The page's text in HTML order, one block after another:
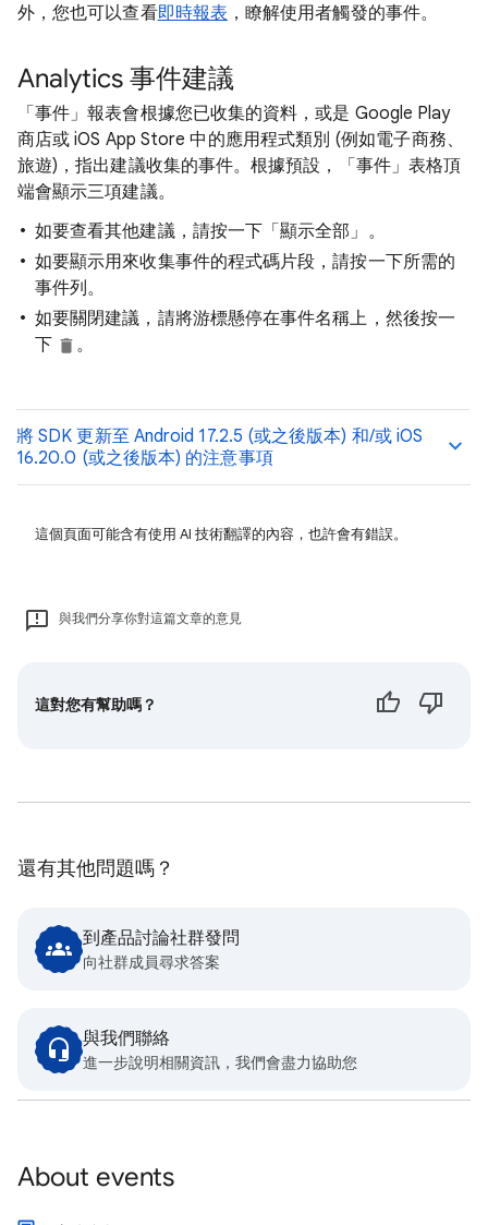
外，您也可以查看即時報表 ，瞭解使用者觸發的事件。
Analytics 事件建議
「事件」報表會根據您已收集的資料，或是 Google Play
商店或 iOS App Store 中的應用程式類別 (例如電子商務、
旅遊)，指出建議收集的事件。根據預設，「事件」表格頂
端會顯示三項建議。
如要查看其他建議，請按一下「顯示全部」 。
如要顯示用來收集事件的程式碼片段，請按一下所需的
事件列。
如要關閉建議，請將游標懸停在事件名稱上，然後按一
下
。
將 SDK 更新至 Android 17.2.5 (或之後版本) 和/或 iOS
16.20.0 (或之後版本) 的注意事項
這個頁面可能含有使用 AI 技術翻譯的內容，也許會有錯誤。
與我們分享你對這篇文章的意見
這對您有幫助嗎？
還有其他問題嗎？
到產品討論社群發問
向社群成員尋求答案
與我們聯絡
進一步說明相關資訊，我們會盡力協助您
About events